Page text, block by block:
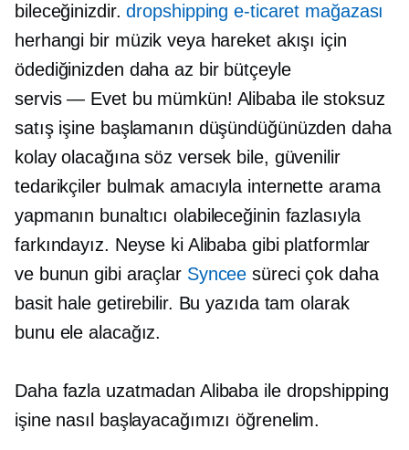
bileceğinizdir.dropshipping e-ticaret mağazası
herhangi bir müzik veya hareket akışı için
ödediğinizden daha az bir bütçeyle
servis — Evetbu mümkün! Alibaba ile stoksuz
satış işine başlamanın düşündüğünüzden daha
kolay olacağına söz versek bile, güvenilir
tedarikçiler bulmak amacıyla internette arama
yapmanın bunaltıcı olabileceğinin fazlasıyla
farkındayız. Neyse ki Alibaba gibi platformlar
ve bunun gibi araçlar Syncee süreci çok daha
basit hale getirebilir. Bu yazıda tam olarak
bunu ele alacağız.
Daha fazla uzatmadan Alibaba ile dropshipping
işine nasıl başlayacağımızı öğrenelim.